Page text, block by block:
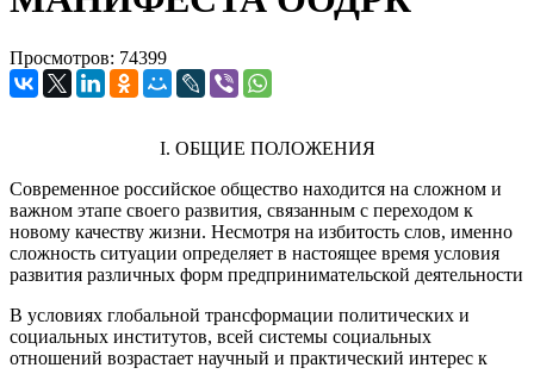
Просмотров: 74399
I. ОБЩИЕ ПОЛОЖЕНИЯ
Современное российское общество находится на сложном и
важном этапе своего развития, связанным с переходом к
новому качеству жизни. Несмотря на избитость слов, именно
сложность ситуации определяет в настоящее время условия
развития различных форм предпринимательской деятельности
В условиях глобальной трансформации политических и
социальных институтов, всей системы социальных
отношений возрастает научный и практический интерес к